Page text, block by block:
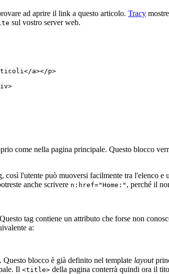
ad aprire il link a questo articolo. Tracy
sul vostro server web.
a></p>
come nella pagina principale. Questo blocco
l'utente può muoversi facilmente tra l'elenco
anche scrivere n:href="Home:" , perché il
tag contiene un attributo che forse non
a:
. Questo blocco è già definito nel template layout
Il <title> della pagina conterrà quindi ora il